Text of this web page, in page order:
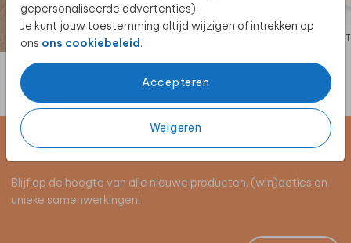
gepersonaliseerde advertenties).
Je kunt jouw toestemming altijd wijzigen of intrekken op
ons ons cookiebeleid.
Accepteren
Weigeren
SLUITSTICKER
Schrijf je in voor de nieuwsbrief
Blijf op de hoogte van alle nieuwe producten, (win)acties en
unieke samenwerkingen!